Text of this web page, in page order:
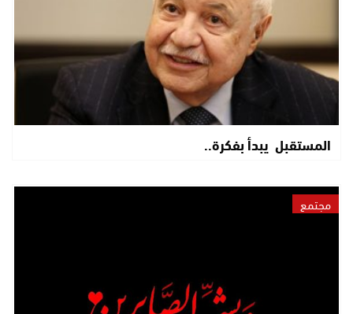
المستقبل يبدأ بفكرة..
مجتمع